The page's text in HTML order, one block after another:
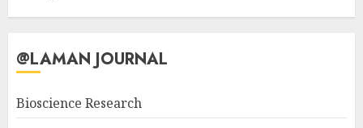
@LAMAN JOURNAL
Bioscience Research